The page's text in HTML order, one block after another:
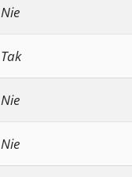
Nie
Tak
Nie
Nie